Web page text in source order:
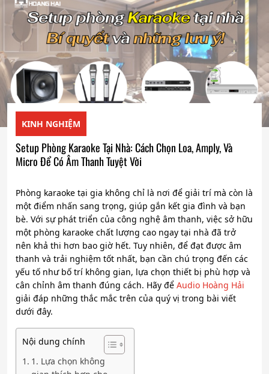
KINH NGHIỆM
Setup Phòng Karaoke Tại Nhà: Cách Chọn Loa, Amply, Và
Micro Để Có Âm Thanh Tuyệt Vời
Phòng karaoke tại gia không chỉ là nơi để giải trí mà còn là
một điểm nhấn sang trọng, giúp gắn kết gia đình và bạn
bè. Với sự phát triển của công nghệ âm thanh, việc sở hữu
một phòng karaoke chất lượng cao ngay tại nhà đã trở
nên khả thi hơn bao giờ hết. Tuy nhiên, để đạt được âm
thanh và trải nghiệm tốt nhất, bạn cần chú trọng đến các
yếu tố như bố trí không gian, lựa chọn thiết bị phù hợp và
cân chỉnh âm thanh đúng cách. Hãy để Audio Hoàng Hải
giải đáp những thắc mắc trên của quý vị trong bài viết
dưới đây.
Nội dung chính
1. Lựa chọn không